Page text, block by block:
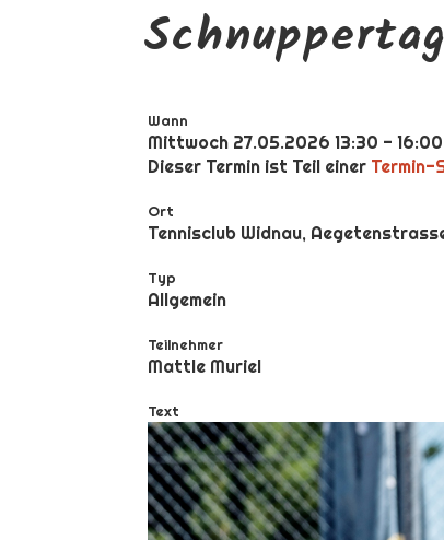
Wann
Mittwoch 27.05.2026 13:30 - 16:00
Dieser Termin ist Teil einer Termin-
Ort
Tennisclub Widnau,
Typ
Allgemein
Teilnehmer
Mattle Muriel
Text